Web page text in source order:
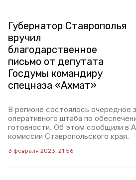
Губернатор Ставрополья
вручил
благодарственное
письмо от депутата
Госдумы командиру
спецназа «Ахмат»
В регионе состоялось очередное
оперативного штаба по
готовности. Об этом сообщили в
комиссии Ставропольского края.
3 февраля 2023, 21:56